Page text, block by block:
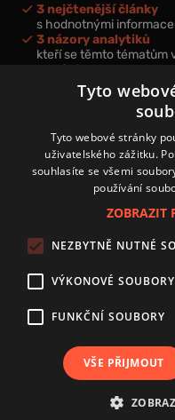
3 nejčtenější články
s hodnotnými
3 názory analytiků
kteří se těmto tématům
nová videa a podcasty
k prohloubení vašich
Přihlášením k newsletteru
zpracování osobních údajů.
Zásady používání souborů
Autoři
Nastavení cookies
Publikování nebo další šíření
Tyto
Tyto webové stránky
uživatelského zážitku.
souhlasíte se všemi
používání
ZOBRAZIT
NEZBYTNĚ NUTNÉ
VÝKONOVÉ SOUBORY
FUNKČNÍ SOUBORY
VŠE PŘIJMOUT